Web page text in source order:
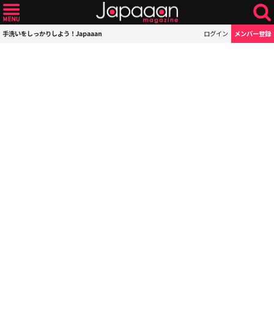
手洗いをしっかりしよう！Japaaan ログイン メンバー登録